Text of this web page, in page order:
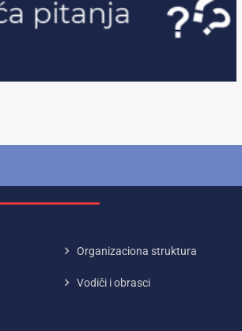
Organizaciona struktura
Vodiči i obrasci